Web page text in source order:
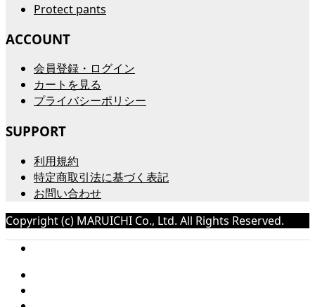
Protect pants
ACCOUNT
会員登録・ログイン
カートを見る
プライバシーポリシー
SUPPORT
利用規約
特定商取引法に基づく表記
お問い合わせ
Copyright (c) MARUICHI Co., Ltd. All Rights Reserved.